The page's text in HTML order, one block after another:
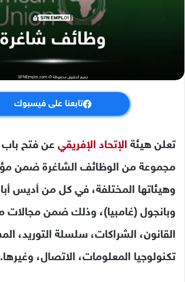
تابعنا على فيسبوك
تعلن هيئة الإتحاد الإفريقي عن فتح
مجموعة من الوظائف الشاغرة ضمن
وهيئاتها المختلفة، في كل من أديس
وبانجول (غامبيا)، وذلك ضمن مجالات
القانون، الشراكات، سلسلة التوريد،
تكنولوجيا المعلومات، الاتصال، وغيرها.